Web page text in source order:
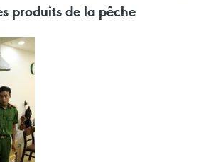
produits de la pêche